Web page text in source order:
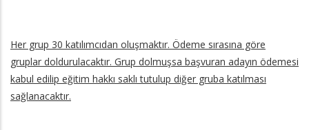
Her grup 30 katılımcıdan oluşmaktır. Ödeme sırasına göre
gruplar doldurulacaktır. Grup dolmuşsa başvuran adayın ödemesi
kabul edilip eğitim hakkı saklı tutulup diğer gruba katılması
sağlanacaktır.